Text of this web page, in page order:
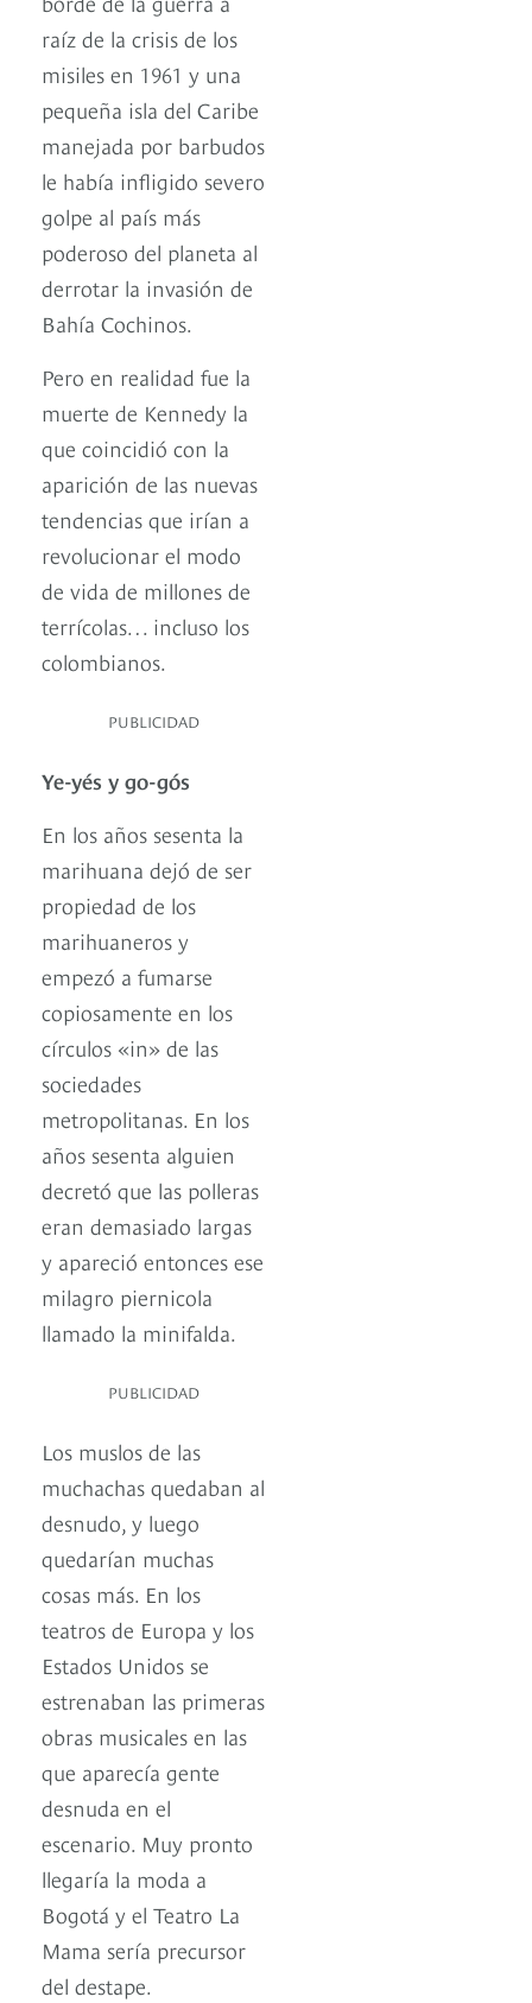
raíz de la crisis de los
misiles en 1961 y una
pequeña isla del Caribe
manejada por barbudos
le había infligido severo
golpe al país más
poderoso del planeta al
derrotar la invasión de
Bahía Cochinos.
Pero en realidad fue la
muerte de Kennedy la
que coincidió con la
aparición de las nuevas
tendencias que irían a
revolucionar el modo
de vida de millones de
terrícolas… incluso los
colombianos.
PUBLICIDAD
Ye-yés y go-gós
En los años sesenta la
marihuana dejó de ser
propiedad de los
marihuaneros y
empezó a fumarse
copiosamente en los
círculos «in» de las
sociedades
metropolitanas. En los
años sesenta alguien
decretó que las polleras
eran demasiado largas
y apareció entonces ese
milagro piernicola
llamado la minifalda.
PUBLICIDAD
Los muslos de las
muchachas quedaban al
desnudo, y luego
quedarían muchas
cosas más. En los
teatros de Europa y los
Estados Unidos se
estrenaban las primeras
obras musicales en las
que aparecía gente
desnuda en el
escenario. Muy pronto
llegaría la moda a
Bogotá y el Teatro La
Mama sería precursor
del destape.